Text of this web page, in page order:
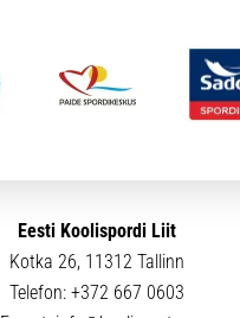
Eesti Koolispordi Liit
Kotka 26, 11312 Tallinn
Telefon: +372 667 0603